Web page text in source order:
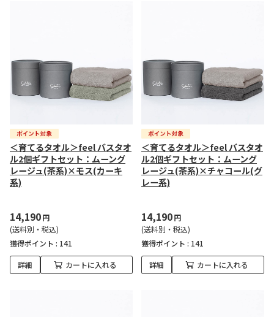
＜育てるタオル＞feel バスタオ
ル2個ギフトセット：ムーング
レージュ(茶系)×モス(カーキ
系)
14,190円
(送料別・税込)
獲得ポイント : 141
詳細 カートに入れる
＜育てるタオル＞feel バスタオ
ル2個ギフトセット：ムーング
レージュ(茶系)×チャコール(グ
レー系)
14,190円
(送料別・税込)
獲得ポイント : 141
詳細 カートに入れる